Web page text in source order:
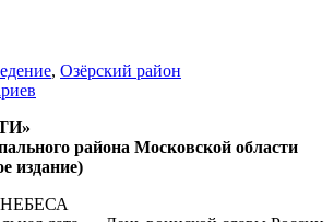
, Озёрский район
района Московской области
издание)